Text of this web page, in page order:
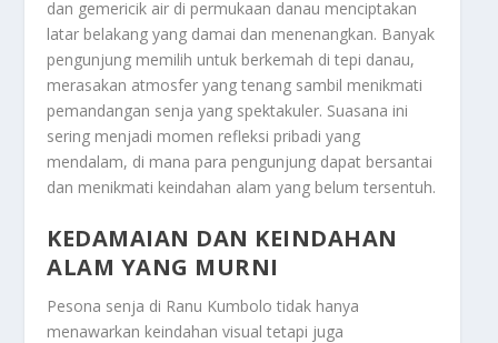
dan gemericik air di permukaan danau menciptakan
latar belakang yang damai dan menenangkan. Banyak
pengunjung memilih untuk berkemah di tepi danau,
merasakan atmosfer yang tenang sambil menikmati
pemandangan senja yang spektakuler. Suasana ini
sering menjadi momen refleksi pribadi yang
mendalam, di mana para pengunjung dapat bersantai
dan menikmati keindahan alam yang belum tersentuh.
KEDAMAIAN DAN KEINDAHAN
ALAM YANG MURNI
Pesona senja di Ranu Kumbolo tidak hanya
menawarkan keindahan visual tetapi juga